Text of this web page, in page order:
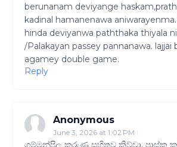
berunanam deviyange
kadinal hamanenawa
hinda deviyanwa paththaka thiyala
/Palakayan passey pannanawa. lajjai
agamey double game.
Reply
Anonymous
June 3, 2026 at 1:02 PM
ගම්මන්පිල කරුණු සහිතව කිව්වා, පාස්කු